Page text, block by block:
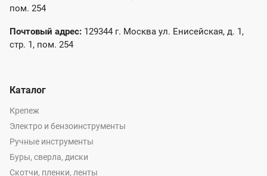
пом. 254
Почтовый адрес: 129344 г. Москва ул. Енисейская, д. 1,
стр. 1, пом. 254
Каталог
Крепеж
Электро и бензоинструменты
Ручные инструменты
Буры, сверла, диски
Скотчи, пленки, ленты